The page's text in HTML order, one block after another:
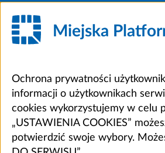
Miejska
Ochrona prywatności
informacji o użytkownikach
cookies wykorzystujemy w celu
„USTAWIENIA COOKIES”
potwierdzić swoje wybory.